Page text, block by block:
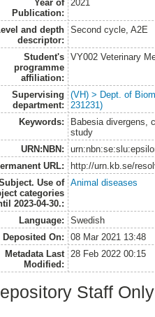
Year of
Publication:
2021
and depth
descriptor:
Second cycle, A2E
Student's
programme
affiliation:
VY002 Veterinary
Supervising
department:
(VH) > Dept. of
231231)
Keywords:
Babesia divergens,
study
URN:NBN:
URL:
http://urn.kb.se/
Use of
categories
2023-04-30.:
Animal diseases
Language:
Swedish
Deposited On:
08 Mar 2021 13:48
Metadata Last
Modified:
28 Feb 2022 00:15
Staff